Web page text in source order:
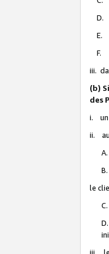
D.
E.
F.
iii.
(b)
des
i. un
ii. au
le
iii. le